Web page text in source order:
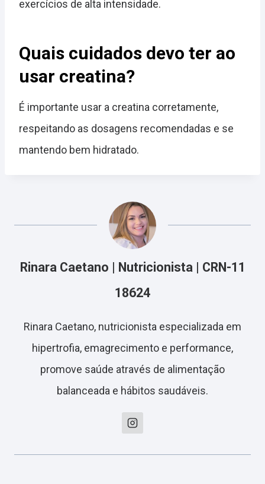
exercícios de alta intensidade.
Quais cuidados devo ter ao
usar creatina?
É importante usar a creatina corretamente,
respeitando as dosagens recomendadas e se
mantendo bem hidratado.
Rinara Caetano | Nutricionista | CRN-11
18624
Rinara Caetano, nutricionista especializada em
hipertrofia, emagrecimento e performance,
promove saúde através de alimentação
balanceada e hábitos saudáveis.